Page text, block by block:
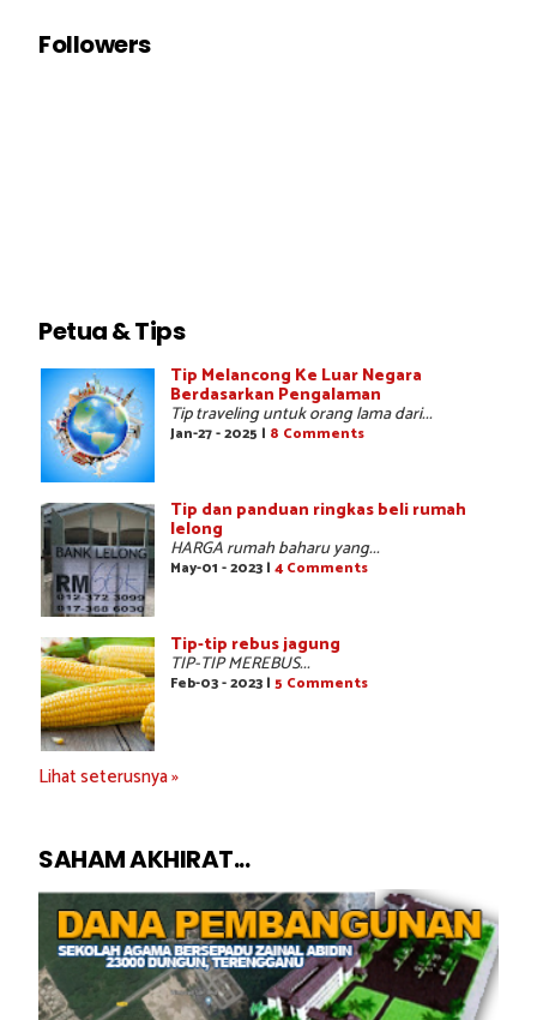
Followers
Petua & Tips
Tip Melancong Ke Luar Negara
Berdasarkan Pengalaman
Tip traveling untuk orang lama dari...
Jan-27 - 2025 | 8 Comments
Tip dan panduan ringkas beli rumah
lelong
HARGA rumah baharu yang...
May-01 - 2023 | 4 Comments
Tip-tip rebus jagung
TIP-TIP MEREBUS...
Feb-03 - 2023 | 5 Comments
Lihat seterusnya »
SAHAM AKHIRAT...